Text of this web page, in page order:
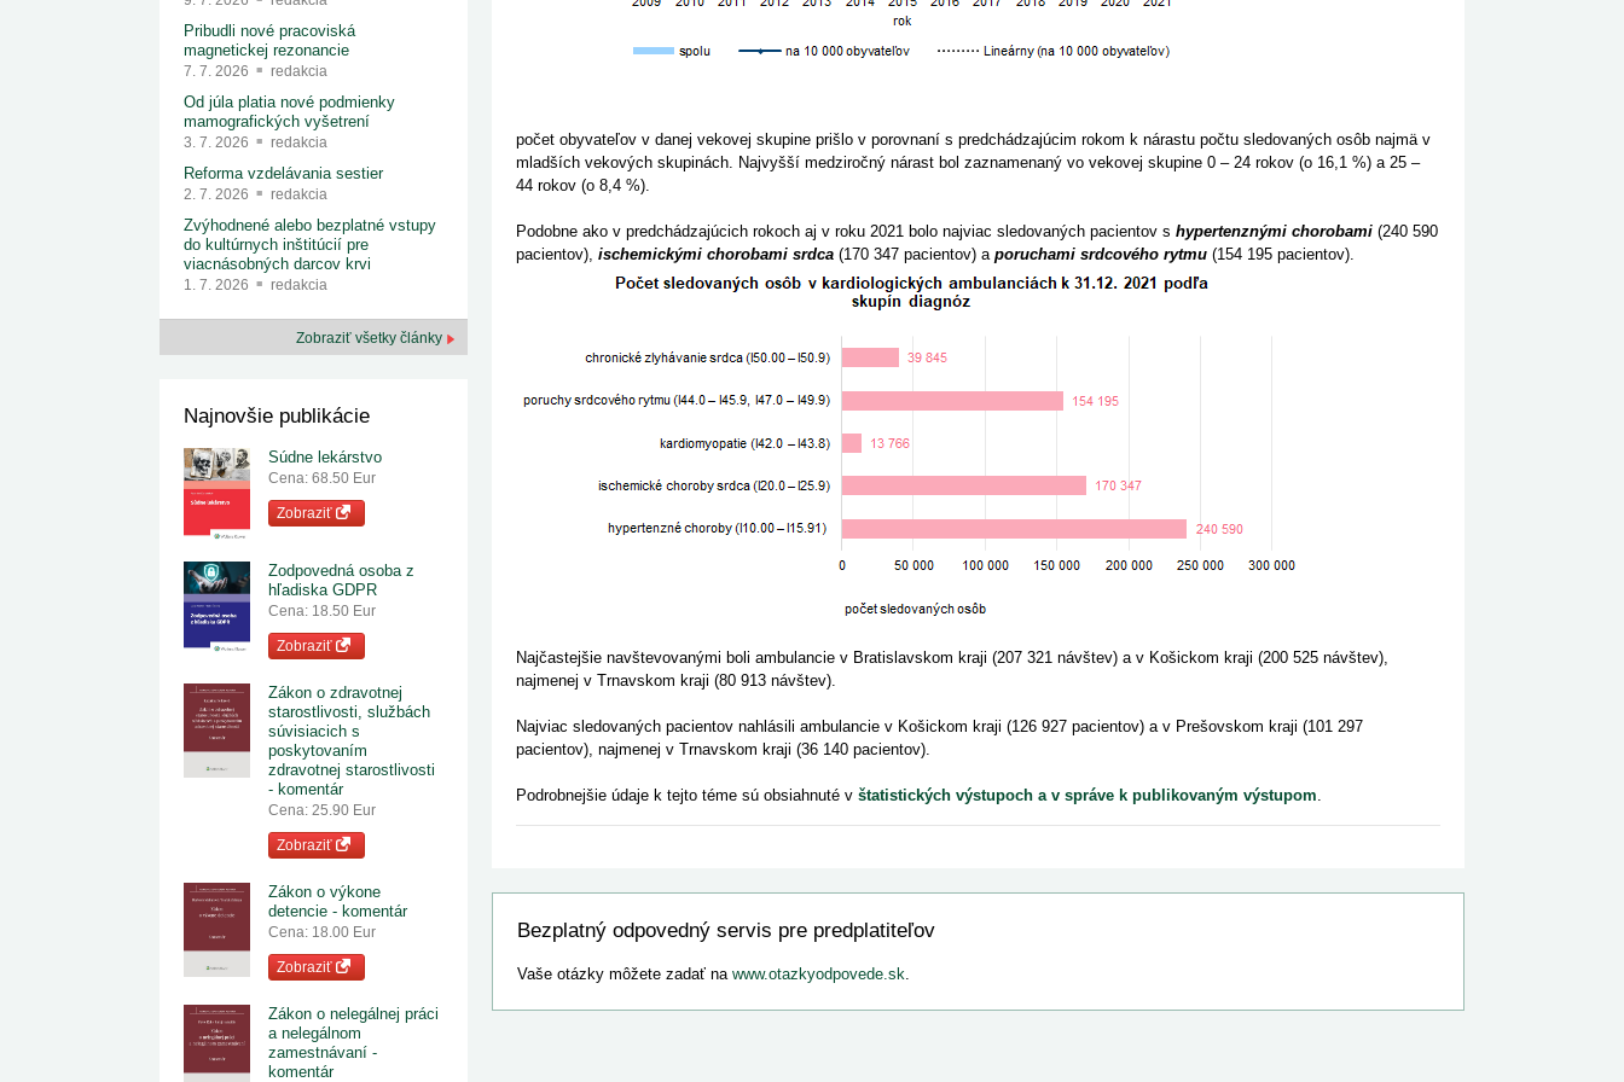
počet obyvateľov v danej vekovej skupine prišlo v porovnaní s predchádzajúcim rokom k nárastu počtu sledovaných osôb najmä v
mladších vekových skupinách. Najvyšší medziročný nárast bol zaznamenaný vo vekovej skupine 0 – 24 rokov (o 16,1 %) a 25 –
44 rokov (o 8,4 %).
Podobne ako v predchádzajúcich rokoch aj v roku 2021 bolo najviac sledovaných pacientov s hypertenznými chorobami (240 590
pacientov), ischemickými chorobami srdca (170 347 pacientov) a poruchami srdcového rytmu (154 195 pacientov).
Najčastejšie navštevovanými boli ambulancie v Bratislavskom kraji (207 321 návštev) a v Košickom kraji (200 525 návštev),
najmenej v Trnavskom kraji (80 913 návštev).
Najviac sledovaných pacientov nahlásili ambulancie v Košickom kraji (126 927 pacientov) a v Prešovskom kraji (101 297
pacientov), najmenej v Trnavskom kraji (36 140 pacientov).
Podrobnejšie údaje k tejto téme sú obsiahnuté v štatistických výstupoch a v správe k publikovaným výstupom.
Bezplatný odpovedný servis pre predplatiteľov
Vaše otázky môžete zadať na www.otazkyodpovede.sk.
Pribudli nové pracoviská
magnetickej rezonancie
7. 7. 2026 redakcia
Od júla platia nové podmienky
mamografických vyšetrení
3. 7. 2026 redakcia
Reforma vzdelávania sestier
2. 7. 2026 redakcia
Zvýhodnené alebo bezplatné vstupy
do kultúrnych inštitúcií pre
viacnásobných darcov krvi
1. 7. 2026 redakcia
Zobraziť všetky články
Najnovšie publikácie
Súdne lekárstvo
Cena: 68.50 Eur
Zobraziť
Zodpovedná osoba z
hľadiska GDPR
Cena: 18.50 Eur
Zobraziť
Zákon o zdravotnej
starostlivosti, službách
súvisiacich s
poskytovaním
zdravotnej starostlivosti
- komentár
Cena: 25.90 Eur
Zobraziť
Zákon o výkone
detencie - komentár
Cena: 18.00 Eur
Zobraziť
Zákon o nelegálnej práci
a nelegálnom
zamestnávaní -
komentár